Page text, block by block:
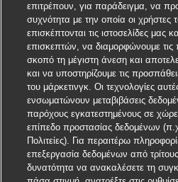
επιτρέπουν, για παράδειγμα, να
συχνότητα με την οποία οι χρήστες
επισκέπτονται τις ιστοσελίδες μας
επισκεπτών, να διαμορφώνουμε
σκοπό τη μέγιστη άνεση και
και να υποστηρίζουμε τις
του μάρκετινγκ. Οι τεχνολογίες
ενσωματώνουν μεταβιβάσεις
παρόχους εγκατεστημένους σε
επίπεδο προστασίας δεδομένων
Πολιτείες). Για περαιτέρω
επεξεργασία δεδομένων από
δυνατότητα να ανακαλέσετε τη